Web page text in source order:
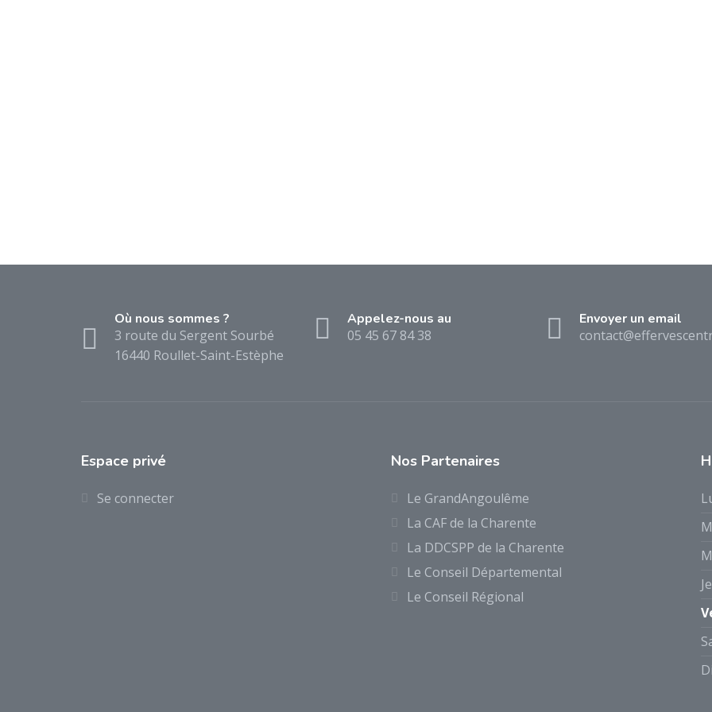
Où nous sommes ?
3 route du Sergent Sourbé
16440 Roullet-Saint-Estèphe
Appelez-nous au
05 45 67 84 38
Envoyer un email
Espace privé
Se connecter
Nos Partenaires
Le GrandAngoulême
La CAF de la Charente
La DDCSPP de la Charente
Le Conseil Départemental
Le Conseil Régional